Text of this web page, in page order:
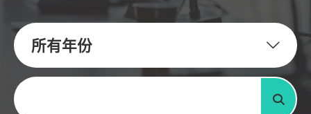
所有年份
关键字
搜寻